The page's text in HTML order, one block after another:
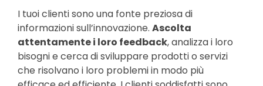
I tuoi clienti sono una fonte preziosa di
informazioni sull’innovazione. Ascolta
attentamente i loro feedback, analizza i loro
bisogni e cerca di sviluppare prodotti o servizi
che risolvano i loro problemi in modo più